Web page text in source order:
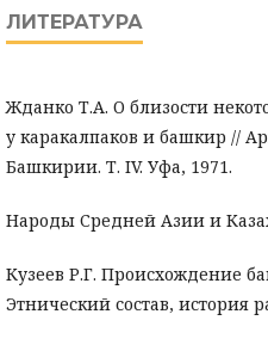
ЛИТЕРАТУРА
Жданко Т.А. О близости
у каракалпаков и башкир //
Башкирии. Т. IV. Уфа, 1971.
Народы Средней Азии и
Кузеев Р.Г. Происхождение
Этнический состав, история